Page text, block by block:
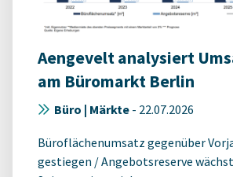
Aengevelt analysiert
am Büromarkt Berlin
Büro | Märkte - 22.07.2026
Büroflächenumsatz gegenüber
gestiegen / Angebotsreserve